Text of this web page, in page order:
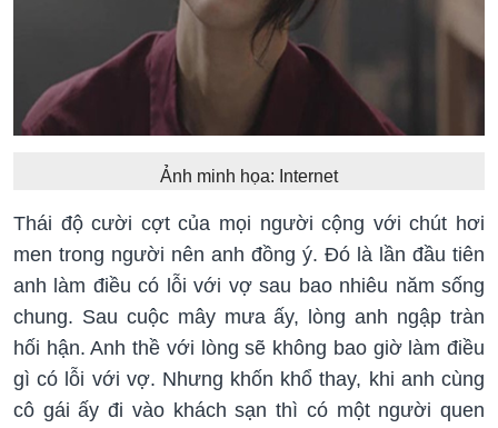
Ảnh minh họa: Internet
Thái độ cười cợt của mọi người cộng với chút hơi
men trong người nên anh đồng ý. Đó là lần đầu tiên
anh làm điều có lỗi với vợ sau bao nhiêu năm sống
chung. Sau cuộc mây mưa ấy, lòng anh ngập tràn
hối hận. Anh thề với lòng sẽ không bao giờ làm điều
gì có lỗi với vợ. Nhưng khốn khổ thay, khi anh cùng
cô gái ấy đi vào khách sạn thì có một người quen